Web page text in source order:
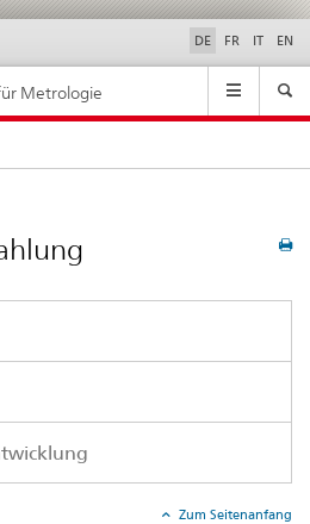
DE FR IT EN
Metrologie
Zum Seitenanfang